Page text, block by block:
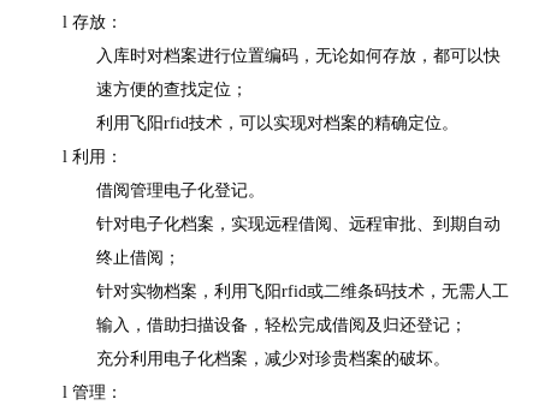
l 存放：
入库时对档案进行位置编码，无论如何存放，都可以快
速方便的查找定位；
利用飞阳rfid技术，可以实现对档案的精确定位。
l 利用：
借阅管理电子化登记。
针对电子化档案，实现远程借阅、远程审批、到期自动
终止借阅；
针对实物档案，利用飞阳rfid或二维条码技术，无需人工
输入，借助扫描设备，轻松完成借阅及归还登记；
充分利用电子化档案，减少对珍贵档案的破坏。
l 管理：